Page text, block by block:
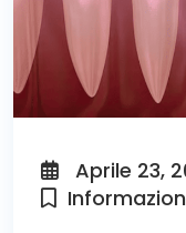
Aprile 23,